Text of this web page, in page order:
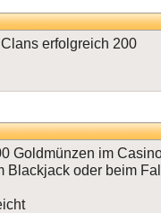
erfolgreich 200
Goldmünzen im
Blackjack oder beim